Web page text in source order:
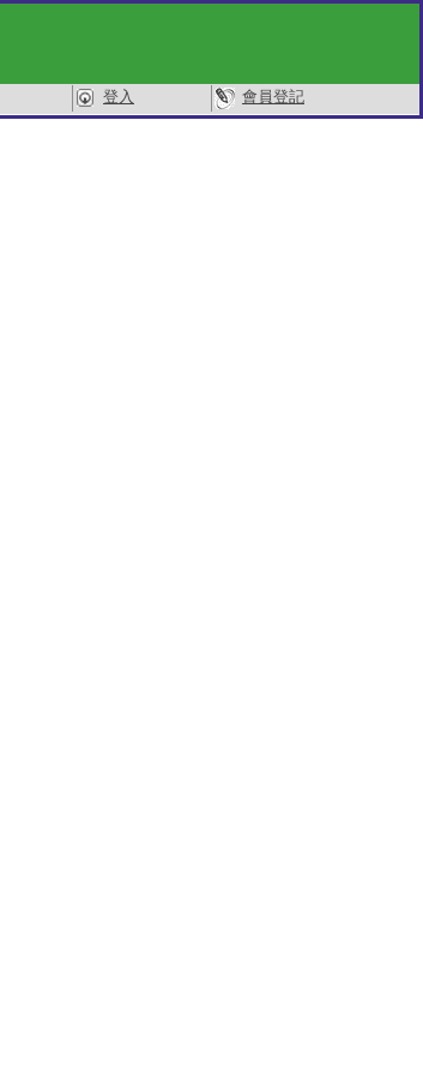
登入
會員登記